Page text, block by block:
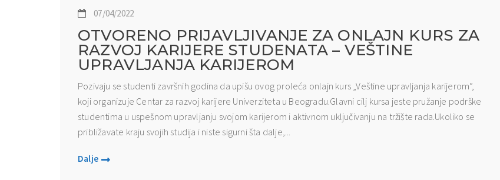
07/04/2022
OTVORENO PRIJAVLJIVANJE ZA ONLAJN KURS ZA
RAZVOJ KARIJERE STUDENATA – VEŠTINE
UPRAVLJANJA KARIJEROM
Pozivaju se studenti završnih godina da upišu ovog proleća onlajn kurs „Veštine upravljanja karijerom”,
koji organizuje Centar za razvoj karijere Univerziteta u Beogradu.Glavni cilj kursa jeste pružanje podrške
studentima u uspešnom upravljanju svojom karijerom i aktivnom uključivanju na tržište rada.Ukoliko se
približavate kraju svojih studija i niste sigurni šta dalje,...
Dalje